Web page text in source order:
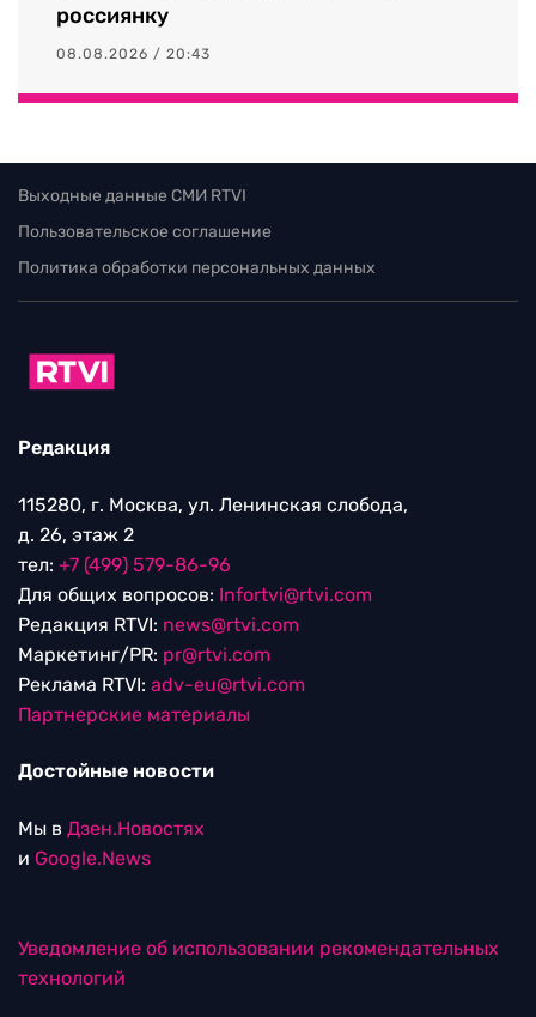
россиянку
08.08.2026 / 20:43
Выходные данные СМИ RTVI
Пользовательское соглашение
Политика обработки персональных данных
Редакция
115280, г. Москва, ул. Ленинская слобода,
д. 26, этаж 2
тел: +7 (499) 579-86-96
Для общих вопросов: Infortvi@rtvi.com
Редакция RTVI: news@rtvi.com
Маркетинг/PR: pr@rtvi.com
Реклама RTVI: adv-eu@rtvi.com
Партнерские материалы
Достойные новости
Мы в Дзен.Новостях
и Google.News
Уведомление об использовании рекомендательных
технологий